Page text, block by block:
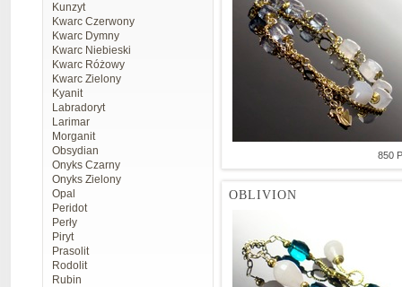
Kunzyt
Kwarc Czerwony
Kwarc Dymny
Kwarc Niebieski
Kwarc Różowy
Kwarc Zielony
Kyanit
Labradoryt
Larimar
Morganit
Obsydian
Onyks Czarny
Onyks Zielony
Opal
Peridot
Perły
Piryt
Prasolit
Rodolit
Rubin
850
OBLIVION